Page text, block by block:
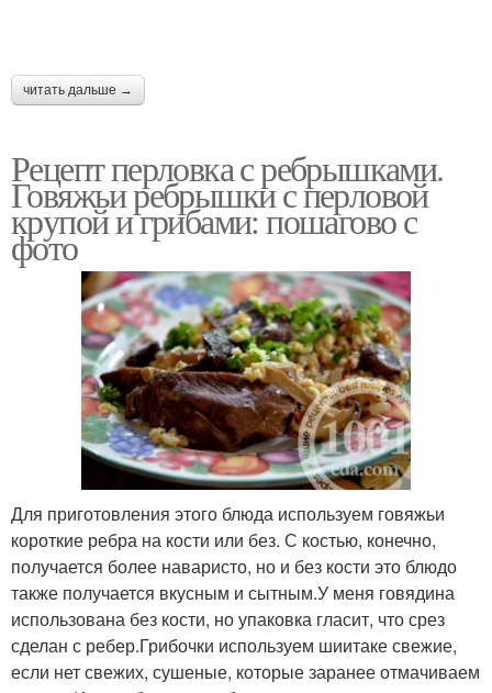
Каша с перловкой Перловка с овощами
Перловка в духовке Перловки с мясом
Рассыпчатый плов Перловки на пару
Перловки в
мультиварке
Перловка с колбасками
Перловка с копчеными
ребрышками
Перловка с курицей
читать дальше →
Рецепт перловка с ребрышками.
Говяжьи ребрышки с перловой
крупой и грибами: пошагово с
фото
Для приготовления этого блюда используем говяжьи
короткие ребра на кости или без. С костью, конечно,
получается более наваристо, но и без кости это блюдо
также получается вкусным и сытным.У меня говядина
использована без кости, но упаковка гласит, что срез
сделан с ребер.Грибочки используем шиитаке свежие,
если нет свежих, сушеные, которые заранее отмачиваем